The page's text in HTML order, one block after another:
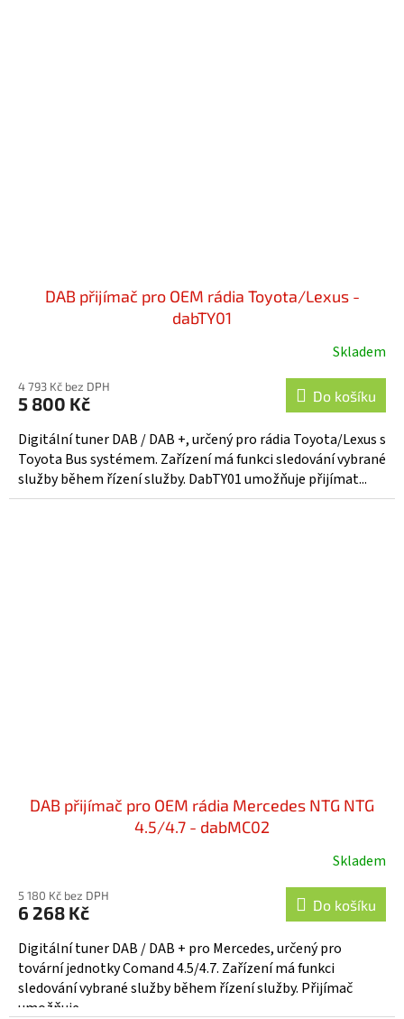
DAB přijímač pro OEM rádia Toyota/Lexus -
dabTY01
produktu
je
5,0
z
5
hvězdiček.
Skladem
4 793 Kč bez DPH
5 800 Kč Do košíku
Digitální tuner DAB / DAB +, určený pro rádia Toyota/Lexus s
Toyota Bus systémem. Zařízení má funkci sledování vybrané
služby během řízení služby. DabTY01 umožňuje přijímat...
DAB přijímač pro OEM rádia Mercedes NTG NTG
4.5/4.7 - dabMC02
Skladem
5 180 Kč bez DPH
6 268 Kč Do košíku
Digitální tuner DAB / DAB + pro Mercedes, určený pro
tovární jednotky Comand 4.5/4.7. Zařízení má funkci
sledování vybrané služby během řízení služby. Přijímač
umožňuje...